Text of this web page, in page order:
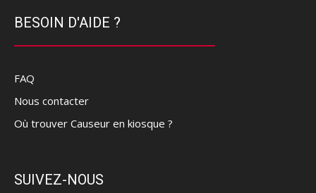
BESOIN D'AIDE ?
FAQ
Nous contacter
Où trouver Causeur en kiosque ?
SUIVEZ-NOUS